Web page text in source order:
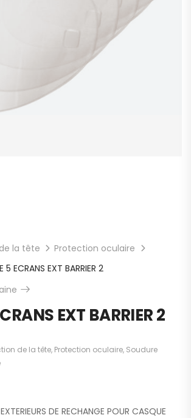
la tête
Protection oculaire
5 ECRANS EXT BARRIER 2
EXT BARRIER 2
de la tête, Protection oculaire, Soudure
DE RECHANGE POUR CASQUE